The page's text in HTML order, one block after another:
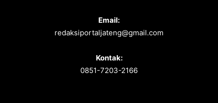
Email:
redaksiportaljateng@gmail.com
Kontak:
0851-7203-2166